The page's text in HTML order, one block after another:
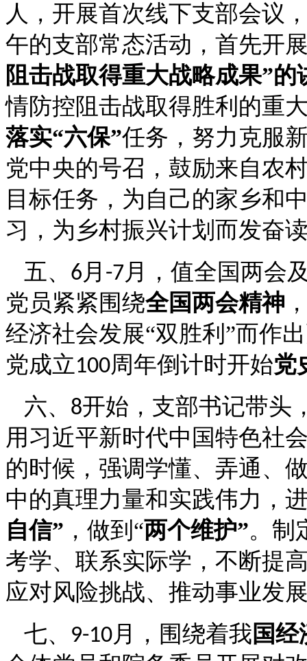
人，开展首次线下支部会议
午的支部常态活动，首先开
阻击战取得重大战略成果”的
情防控阻击战取得胜利的重
落实“六保”任务，努力克服
党中央的号召，鼓励来自农
目标任务，为自己的家乡和
习，为乡村振兴计划而发奋
五、 6 月 -7 月，值全国两会
党员紧紧围绕全国两会精神
经济社会发展“双胜利”而作
党成立100周年倒计时开始党
六、 8开始，支部书记带头
用习近平新时代中国特色社
的时候，强调学懂、弄通、
中的真理力量和实践伟力，
自信” ，做到 “两个维护”。制
考学、联系实际学，不断提
应对风险挑战、推动事业发
七、
9-10月，围绕着我国